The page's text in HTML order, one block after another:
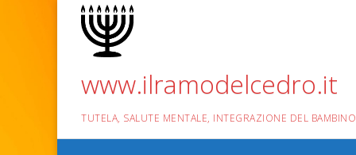
content
www.ilramodelcedro.it
TUTELA, SALUTE MENTALE, INTEGRAZIONE DEL BAMBINO